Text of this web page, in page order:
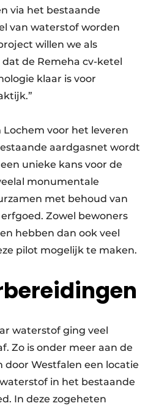
via het bestaande
van waterstof worden
willen we als
de Remeha cv-ketel
klaar is voor
voor het leveren
aardgasnet wordt
unieke kans voor de
monumentale
met behoud van
Zowel bewoners
hebben dan ook veel
pilot mogelijk te maken.
waterstof ging veel
Zo is onder meer aan de
door Westfalen een locatie
in het bestaande
In deze zogeheten